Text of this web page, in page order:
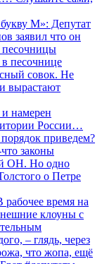
М»: Депутат
заявил что он
песочницы
песочнице
совок. Не
вырастают
намерен
России…
приведем?
законы
ОН. Но одно
о Петре
время на
клоуны с
– глядь, через
что жопа, ещё